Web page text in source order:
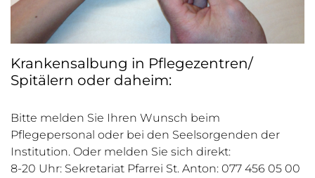
Krankensalbung in Pflegezentren/
Spitälern oder daheim:
Bitte melden Sie Ihren Wunsch beim
Pflegepersonal oder bei den Seelsorgenden der
Institution. Oder melden Sie sich direkt:
8-20 Uhr: Sekretariat Pfarrei St. Anton: 077 456 05 00